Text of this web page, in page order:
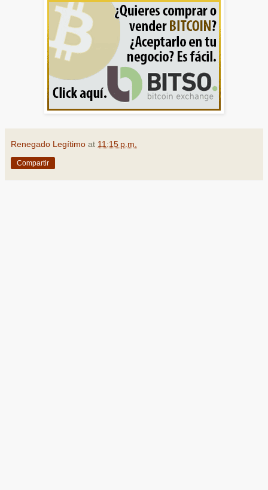
Renegado Legítimo at 11:15 p.m.
Compartir